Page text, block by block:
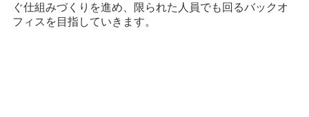
ぐ仕組みづくりを進め、限られた人員でも回るバックオ
フィスを目指していきます。